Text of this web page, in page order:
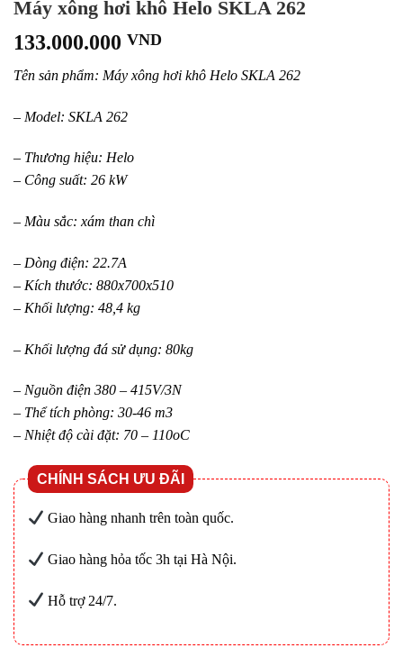
Máy xông hơi khô Helo SKLA 262
133.000.000 VND
Tên sản phẩm: Máy xông hơi khô Helo SKLA 262
– Model: SKLA 262
– Thương hiệu: Helo
– Công suất: 26 kW
– Màu sắc: xám than chì
– Dòng điện: 22.7A
– Kích thước: 880x700x510
– Khối lượng: 48,4 kg
– Khối lượng đá sử dụng: 80kg
– Nguồn điện 380 – 415V/3N
– Thể tích phòng: 30-46 m3
– Nhiệt độ cài đặt: 70 – 110oC
CHÍNH SÁCH ƯU ĐÃI
Giao hàng nhanh trên toàn quốc.
Giao hàng hỏa tốc 3h tại Hà Nội.
Hỗ trợ 24/7.